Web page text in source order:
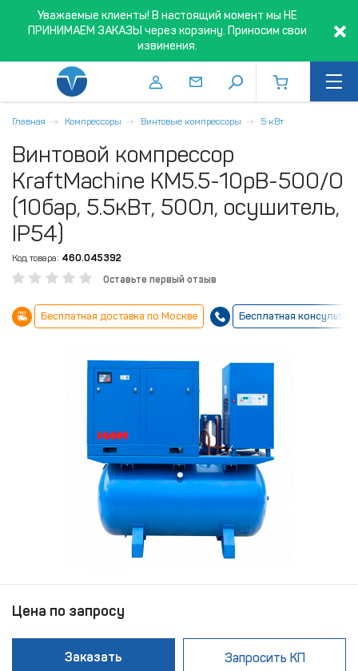
Уважаемые клиенты! В настоящий момент мы НЕ
ПРИНИМАЕМ ЗАКАЗЫ через корзину. Приносим свои
извинения.
Главная Компрессоры Винтовые компрессоры 5 кВт
Винтовой компрессор
KraftMachine КМ5.5-10рВ-500/О
(10бар, 5.5кВт, 500л, осушитель,
IP54)
Код товара: 460.045392
Оставьте первый отзыв
Бесплатная доставка по Москве Бесплатная
Цена по запросу
Заказать Запросить КП